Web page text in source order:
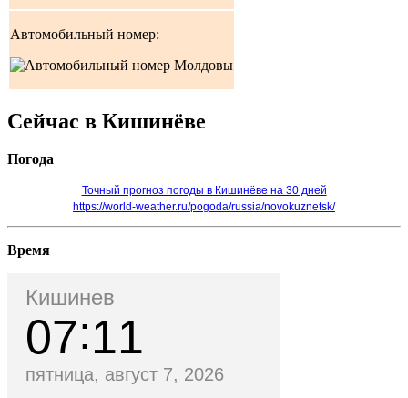
Автомобильный номер:
Сейчас в Кишинёве
Погода
Точный прогноз погоды в Кишинёве на 30 дней
https://world-weather.ru/pogoda/russia/novokuznetsk/
Время
Кишинев
07 11
пятница, август 7, 2026